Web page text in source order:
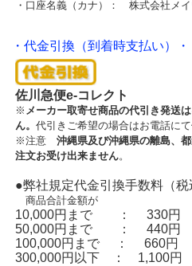
・口座名義（カナ）： 株式会社メイ
・代金引換（到着時支払い）・
佐川急便e-コレクト
※ メーカー取寄せ商品の代引き発送
ん。 代引きご希望の場合はお電話に
※注意 沖縄県及び沖縄県の離島、
注文お受け出来ません。
●弊社規定代金引換手数料（税
商品合計金額が
10,000円まで ： 330円
50,000円まで ： 440円
100,000円まで ： 660円
300,000円以下 ： 1,100円